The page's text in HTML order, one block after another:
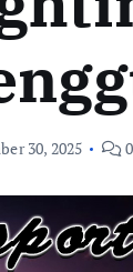
30, 2025